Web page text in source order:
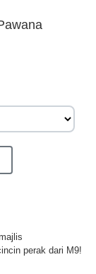
perak dari M9!